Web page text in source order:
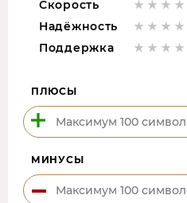
Скорость
Надёжность
Поддержка
ПЛЮСЫ
МИНУСЫ